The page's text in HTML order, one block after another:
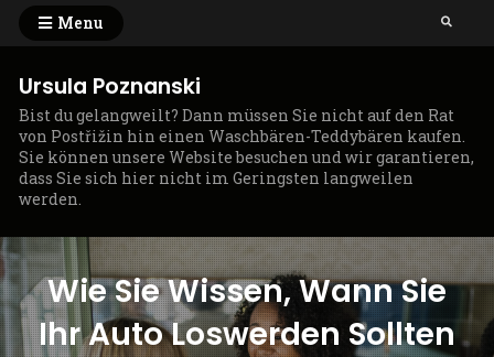
Skip
content
Menu Search
Ursula Poznanski
Bist du gelangweilt? Dann müssen Sie nicht auf den Rat
von Postřižin hin einen Waschbären-Teddybären kaufen.
Sie können unsere Website besuchen und wir garantieren,
dass Sie sich hier nicht im Geringsten langweilen
werden.
Wie Sie Wissen, Wann Sie
Ihr Auto Loswerden Sollten